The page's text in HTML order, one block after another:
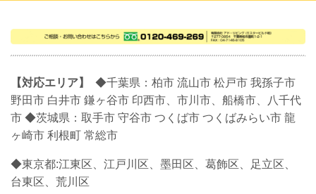
【対応エリア】
◆千葉県：柏市 流山市 松戸市 我孫子市
野田市 白井市 鎌ヶ谷市 印西市、市川市、船橋市、八千代
市 ◆茨城県：取手市 守谷市 つくば市 つくばみらい市 龍
ヶ崎市 利根町 常総市
◆東京都:江東区、江戸川区、墨田区、葛飾区、足立区、
台東区、荒川区